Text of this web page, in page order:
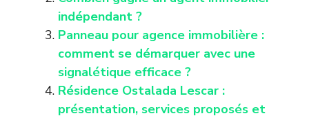
indépendant ?
Panneau pour agence immobilière :
comment se démarquer avec une
signalétique efficace ?
Résidence Ostalada Lescar :
présentation, services proposés et